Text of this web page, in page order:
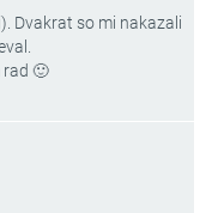
Dvakrat so mi nakazali
rad 🙂